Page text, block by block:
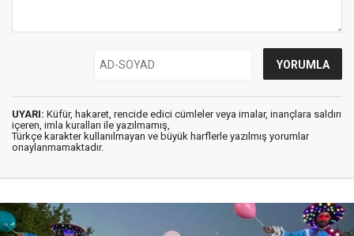
UYARI: Küfür, hakaret, rencide edici cümleler veya imalar, inançlara saldırı
içeren, imla kuralları ile yazılmamış,
Türkçe karakter kullanılmayan ve büyük harflerle yazılmış yorumlar
onaylanmamaktadır.